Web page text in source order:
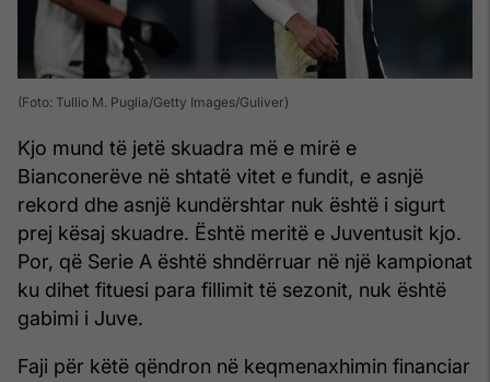
(Foto: Tullio M. Puglia/Getty Images/Guliver)
Kjo mund të jetë skuadra më e mirë e
Bianconerëve në shtatë vitet e fundit, e asnjë
rekord dhe asnjë kundërshtar nuk është i sigurt
prej kësaj skuadre. Është meritë e Juventusit kjo.
Por, që Serie A është shndërruar në një kampionat
ku dihet fituesi para fillimit të sezonit, nuk është
gabimi i Juve.
Faji për këtë qëndron në keqmenaxhimin financiar